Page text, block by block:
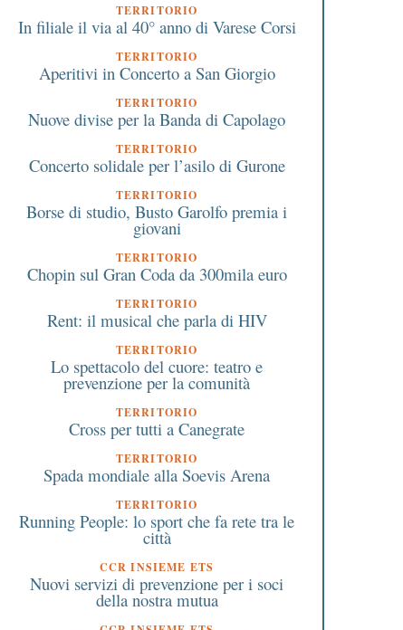
Acquistati due defibrillatori
grazie alla raccolta di
83.500 monetine (2,6
quintali di rame). A Busto
Vittore Olona 12
TERRITORIO
In filiale il via al 40° anno di Varese Corsi
TERRITORIO
Aperitivi in Concerto a San Giorgio
TERRITORIO
Nuove divise per la Banda di Capolago
TERRITORIO
Concerto solidale per l’asilo di Gurone
TERRITORIO
Borse di studio, Busto Garolfo premia i
giovani
TERRITORIO
Chopin sul Gran Coda da 300mila euro
TERRITORIO
Rent: il musical che parla di HIV
TERRITORIO
Lo spettacolo del cuore: teatro e
prevenzione per la comunità
TERRITORIO
Cross per tutti a Canegrate
TERRITORIO
Spada mondiale alla Soevis Arena
TERRITORIO
Running People: lo sport che fa rete tra le
città
CCR INSIEME ETS
Nuovi servizi di prevenzione per i soci
della nostra mutua